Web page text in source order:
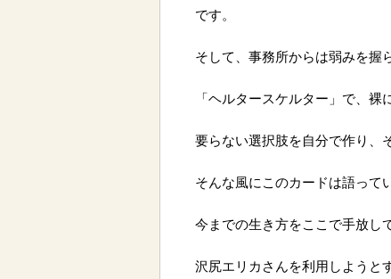
です。
そして、事務所からは弱みを握
「ヘルタースケルター」で、裸
要らない選択肢を自分で作り、
そんな風にこのカードは語って
今までの生き方をここで手放し
沢尻エリカさんを利用しようと